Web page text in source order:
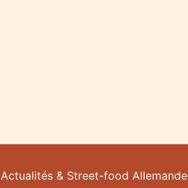
Actualités & Street-food Allemande